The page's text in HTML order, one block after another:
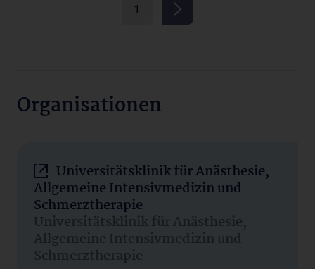
1
Organisationen
Universitätsklinik für Anästhesie,
Allgemeine Intensivmedizin und
Schmerztherapie
Universitätsklinik für Anästhesie,
Allgemeine Intensivmedizin und
Schmerztherapie